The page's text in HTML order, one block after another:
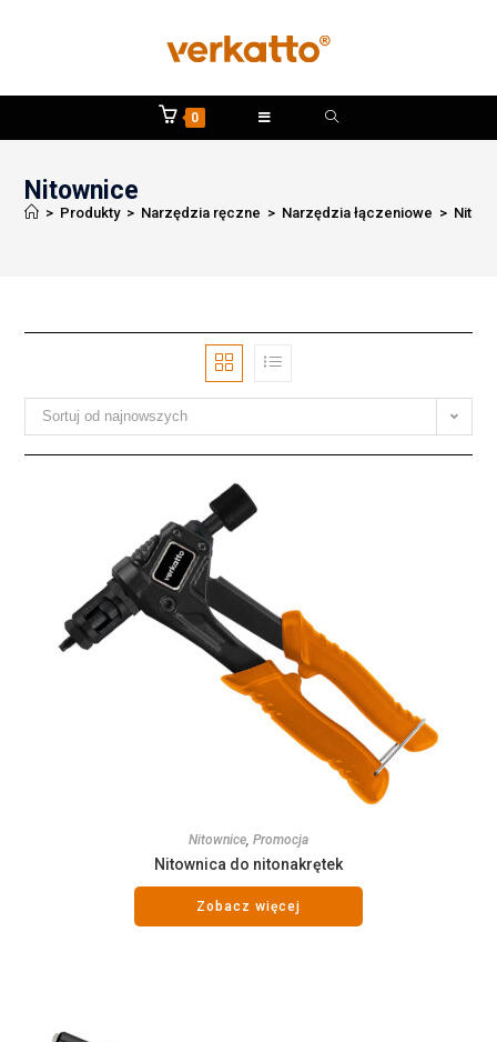
0
Nitownice
> Produkty > Narzędzia ręczne > Narzędzia łączeniowe >
Sortuj od najnowszych
Nitownice Promocja
Nitownica do nitonakrętek
Zobacz więcej